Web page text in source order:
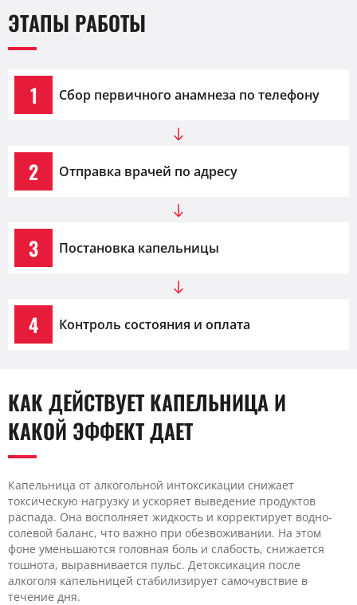
ЭТАПЫ РАБОТЫ
1 Сбор первичного анамнеза по телефону
2 Отправка врачей по адресу
3 Постановка капельницы
4 Контроль состояния и оплата
КАК ДЕЙСТВУЕТ КАПЕЛЬНИЦА И
КАКОЙ ЭФФЕКТ ДАЕТ
Капельница от алкогольной интоксикации снижает
токсическую нагрузку и ускоряет выведение продуктов
распада. Она восполняет жидкость и корректирует водно-
солевой баланс, что важно при обезвоживании. На этом
фоне уменьшаются головная боль и слабость, снижается
тошнота, выравнивается пульс. Детоксикация после
алкоголя капельницей стабилизирует самочувствие в
течение дня.